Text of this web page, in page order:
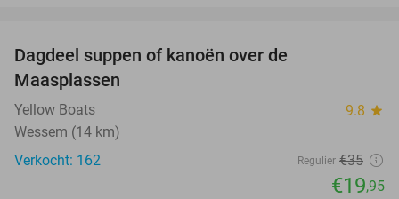
Dagdeel suppen of kanoën over de
Maasplassen
Yellow Boats 9.8 star
Wessem (14 km)
Verkocht: 162
Regulier €35
€19,95